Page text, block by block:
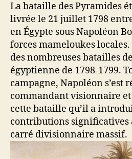
La bataille des Pyramides
livrée le 21 juillet 1798
en Égypte sous Napoléon
forces mameloukes
des nombreuses batailles
égyptienne de 1798-1799.
campagne, Napoléon s’est
commandant visionnaire et
cette bataille qu’il a
contributions significatives
carré divisionnaire massif.